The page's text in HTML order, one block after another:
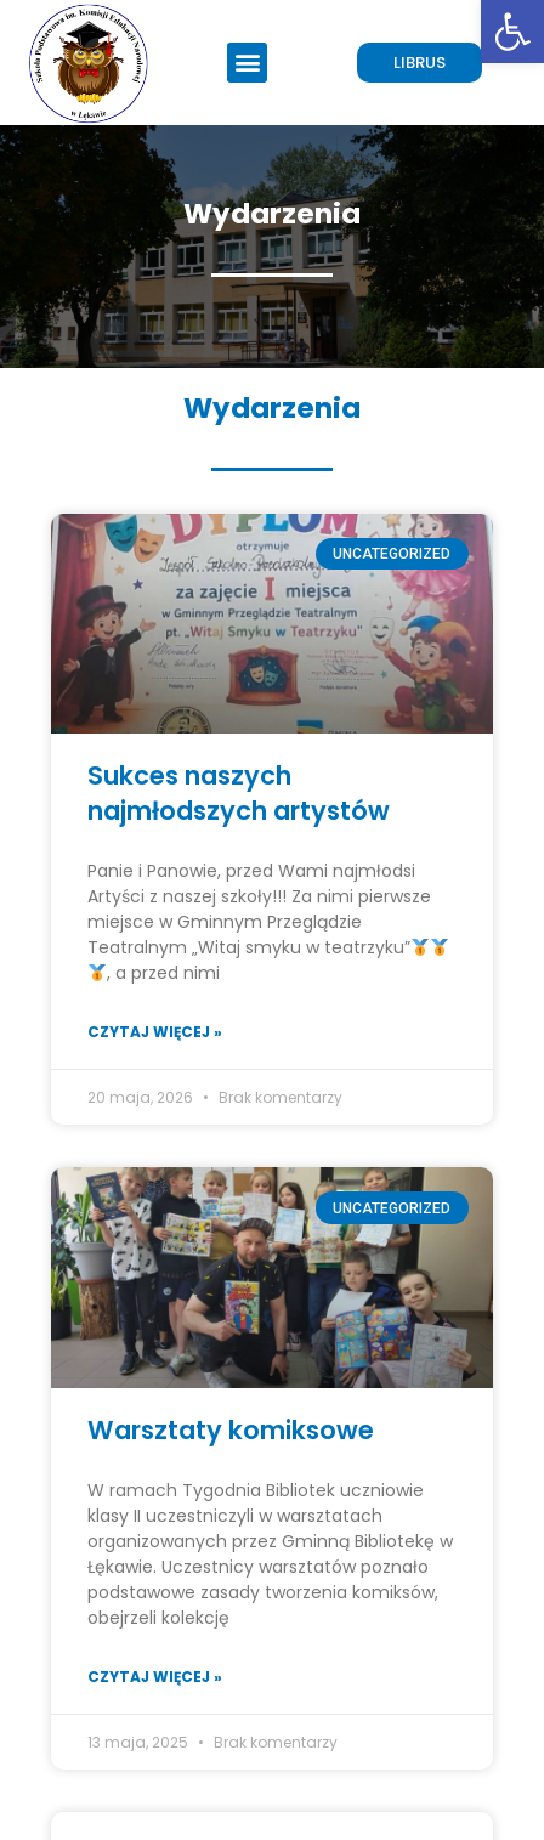
LIBRUS
Wydarzenia
Wydarzenia
UNCATEGORIZED
Sukces naszych
najmłodszych artystów
Panie i Panowie, przed Wami najmłodsi
Artyści z naszej szkoły!!! Za nimi pierwsze
miejsce w Gminnym Przeglądzie
Teatralnym „Witaj smyku w teatrzyku”
, a przed nimi
CZYTAJ WIĘCEJ »
20 maja, 2026 Brak komentarzy
UNCATEGORIZED
Warsztaty komiksowe
W ramach Tygodnia Bibliotek uczniowie
klasy II uczestniczyli w warsztatach
organizowanych przez Gminną Bibliotekę w
Łękawie. Uczestnicy warsztatów poznało
podstawowe zasady tworzenia komiksów,
obejrzeli kolekcję
CZYTAJ WIĘCEJ »
13 maja, 2025 Brak komentarzy